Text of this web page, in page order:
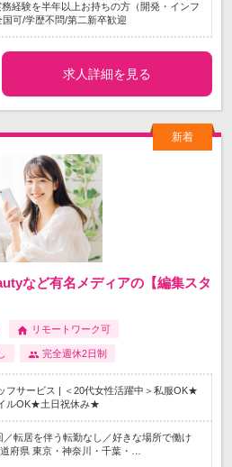
経験を半年以上お持ちの方（開発・インフ
可/学歴不問/第二新卒歓迎
求人詳細を見る
など有名メディアの【編集スタ
リモートワーク可
完全週休2日制
フサービス | ＜20代女性活躍中＞私服OK★
ルOK★土日祝休み★
／転居を伴う転勤なし／好きな場所で働け
府県 東京・神奈川・千葉・…